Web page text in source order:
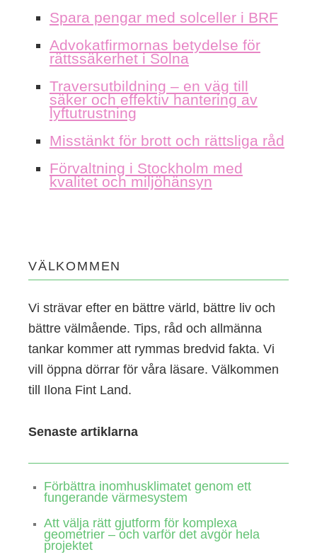
Spara pengar med solceller i BRF
Advokatfirmornas betydelse för
rättssäkerhet i Solna
Traversutbildning – en väg till
säker och effektiv hantering av
lyftutrustning
Misstänkt för brott och rättsliga råd
Förvaltning i Stockholm med
kvalitet och miljöhänsyn
VÄLKOMMEN
Vi strävar efter en bättre värld, bättre liv och
bättre välmående. Tips, råd och allmänna
tankar kommer att rymmas bredvid fakta. Vi
vill öppna dörrar för våra läsare. Välkommen
till Ilona Fint Land.
Senaste artiklarna
Förbättra inomhusklimatet genom ett
fungerande värmesystem
Att välja rätt gjutform för komplexa
geometrier – och varför det avgör hela
projektet